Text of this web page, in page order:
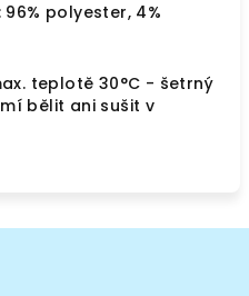
polyester, 4%
teplotě 30°C - šetrný
bělit ani sušit v